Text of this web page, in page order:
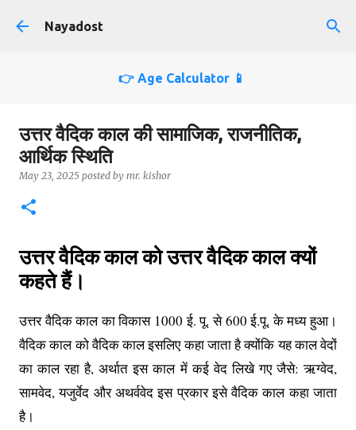
Nayadost
👉 Age Calculator 📱
उत्तर वैदिक काल की सामाजिक, राजनीतिक,
आर्थिक स्थिति
May 23, 2025 posted by mr. kishor
उत्तर वैदिक काल को उत्तर वैदिक काल क्यों
कहते हैं।
उत्तर वैदिक काल का विकास 1000 ई. पू. से 600 ई.पू. के मध्य हुआ।
वैदिक काल को वैदिक काल इसलिए कहा जाता है क्योंकि यह काल वेदों
का काल रहा है, अर्थात इस काल में कई वेद लिखे गए जैसे: ऋग्वेद,
सामवेद, यजुर्वेद और अथर्ववेद इस प्रकार इसे वैदिक काल कहा जाता
है।